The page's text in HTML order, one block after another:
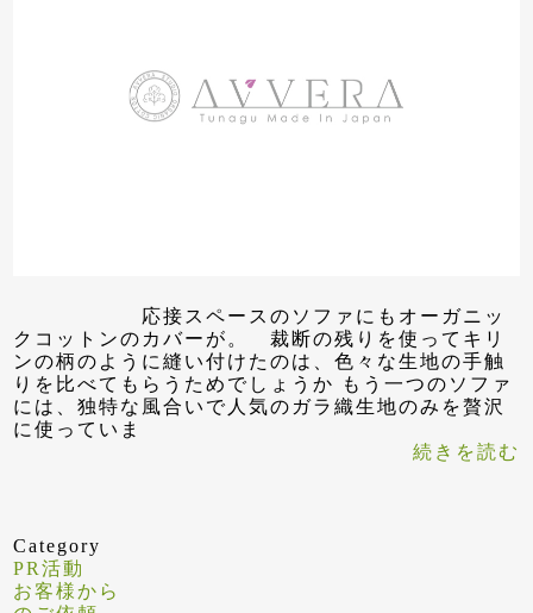
応接スペースのソファにもオーガニッ
クコットンのカバーが。 裁断の残りを使ってキリ
ンの柄のように縫い付けたのは、色々な生地の手触
りを比べてもらうためでしょうか もう一つのソファ
には、独特な風合いで人気のガラ織生地のみを贅沢
に使っていま
続きを読む
Category
PR活動
お客様から